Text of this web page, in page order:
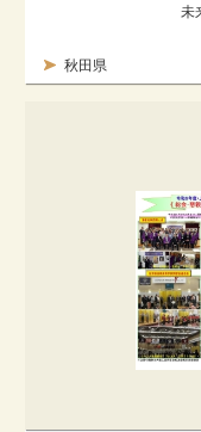
秋田県
未